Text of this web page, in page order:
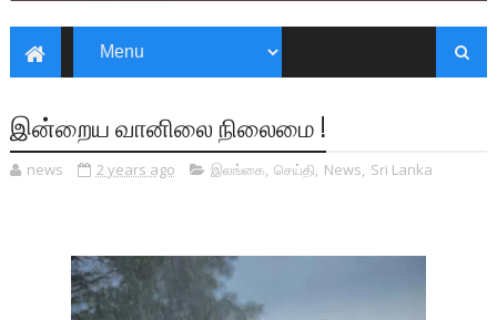
இன்றைய வானிலை நிலைமை !
news 2 years ago இலங்கை, செய்தி, News, Sri Lanka